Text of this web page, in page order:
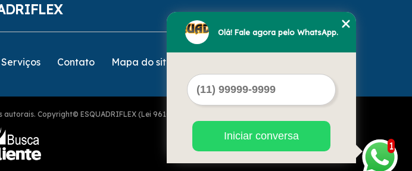
Serviços Contato Mapa do site
Copyright© ESQUADRIFLEX (Lei 9610 de 19/02/1998)
1
Olá! Fale agora pelo WhatsApp.
Iniciar conversa